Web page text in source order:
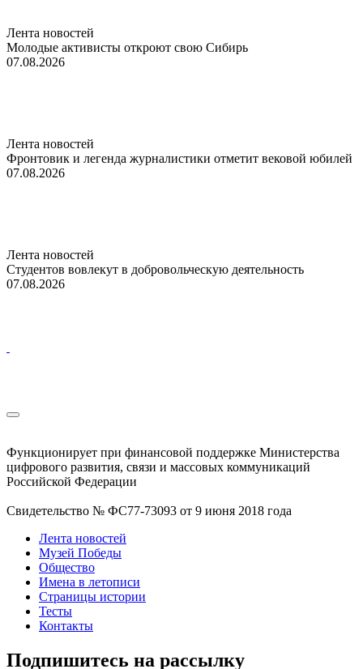
Лента новостей
Молодые активисты откроют свою Сибирь
07.08.2026
Лента новостей
Фронтовик и легенда журналистики отметит вековой юбилей
07.08.2026
Лента новостей
Студентов вовлекут в добровольческую деятельность
07.08.2026
Функционирует при финансовой поддержке Министерства
цифрового развития, связи и массовых коммуникаций
Российской Федерации
Свидетельство № ФС77-73093 от 9 июня 2018 года
Лента новостей
Музей Победы
Общество
Имена в летописи
Страницы истории
Тесты
Контакты
Подпишитесь на рассылку